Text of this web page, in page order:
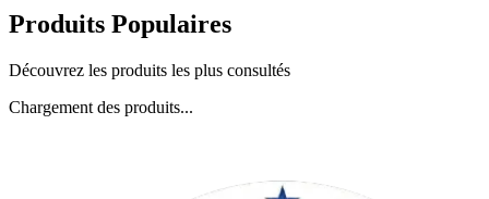
Produits Populaires
Découvrez les produits les plus consultés
Chargement des produits...